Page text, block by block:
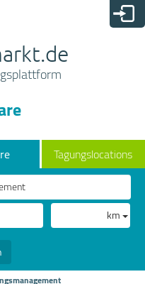
Tagungslocations
km